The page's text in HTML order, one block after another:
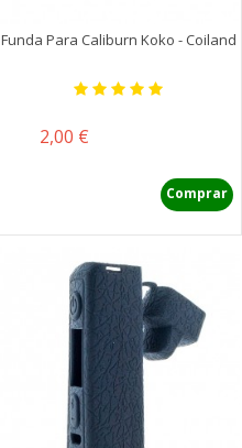
Funda Para Caliburn Koko - Coiland
Precio
2,00 €
Comprar